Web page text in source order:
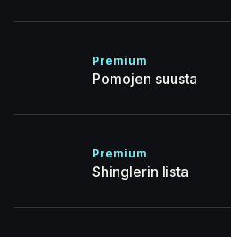
Premium
Pomojen suusta
Premium
Shinglerin lista